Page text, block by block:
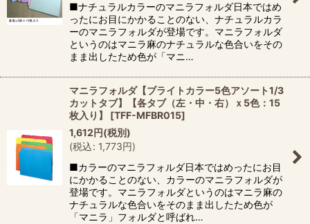
■ナチュラルカラーのマニラフォルダ日本ではめ
ったにお目にかかることのない、ナチュラルカラ
ーのマニラフォルダが登場です。マニラフォルダ
というのはマニラ麻のナチュラルな色合いをその
まま出したため色が「マニ…
マニラフォルダ【ブライトカラー5色アソート1/3
カットタブ】【各タブ（左・中・右）ｘ5色：15
枚入り】
[TFF-MFBR015]
1,612円(税別)
(税込: 1,773円)
■カラーのマニラフォルダ日本ではめったにお目
にかかることのない、カラーのマニラフォルダが
登場です。マニラフォルダというのはマニラ麻の
ナチュラルな色合いをそのまま出したため色が
「マニラ」フォルダと呼ばれ…